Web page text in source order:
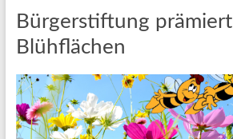
Bürgerstiftung prämiert
Blühflächen